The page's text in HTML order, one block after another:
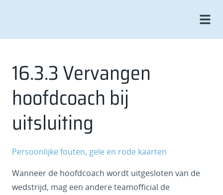
16.3.3 Vervangen
hoofdcoach bij
uitsluiting
Persoonlijke fouten, gele en rode kaarten
Wanneer de hoofdcoach wordt uitgesloten van de
wedstrijd, mag een andere teamofficial de